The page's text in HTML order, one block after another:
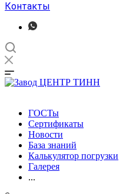
Контакты
ГОСТы
Сертификаты
Новости
База знаний
Калькулятор погрузки
Галерея
...